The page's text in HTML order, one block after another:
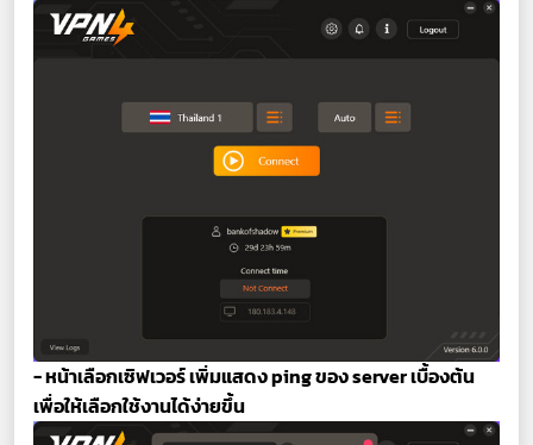
- หน้าเลือกเซิฟเวอร์ เพิ่มแสดง ping ของ server เบื้องต้น
เพื่อให้เลือกใช้งานได้ง่ายขึ้น